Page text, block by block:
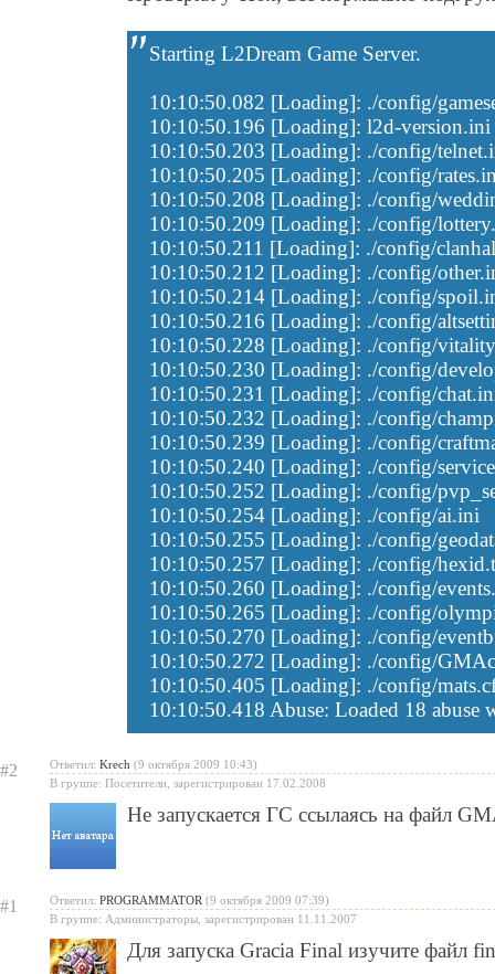
Starting L2Dream Game Server.
10:10:50.082 [Loading]: ./config/
10:10:50.196 [Loading]: l2d-version.ini
10:10:50.203 [Loading]: ./config/
10:10:50.205 [Loading]: ./config/
10:10:50.208 [Loading]: ./config/
10:10:50.209 [Loading]: ./config/
10:10:50.211 [Loading]: ./config/
10:10:50.212 [Loading]: ./config/
10:10:50.214 [Loading]: ./config/
10:10:50.216 [Loading]: ./config/
10:10:50.228 [Loading]: ./config/
10:10:50.230 [Loading]: ./config/
10:10:50.231 [Loading]: ./config/
10:10:50.232 [Loading]: ./config/
10:10:50.239 [Loading]: ./config/
10:10:50.240 [Loading]: ./config/
10:10:50.252 [Loading]: ./config/
10:10:50.254 [Loading]: ./config/ai.ini
10:10:50.255 [Loading]: ./config/
10:10:50.257 [Loading]: ./config/
10:10:50.260 [Loading]: ./config/
10:10:50.265 [Loading]: ./config/
10:10:50.270 [Loading]: ./config/
10:10:50.272 [Loading]: ./config/
10:10:50.405 [Loading]: ./config/
10:10:50.418 Abuse: Loaded 18 abuse
#2 Ответил: Krech (9 октября 2009 10:43)
В группе: Посетители, зарегистрирован 17.02.2008
Не запускается ГС ссылаясь на файл
#1 Ответил: PROGRAMMATOR (9 октября 2009 07:39)
В группе: Администраторы, зарегистрирован 11.11.2007
Для запуска Gracia Final изучите файл